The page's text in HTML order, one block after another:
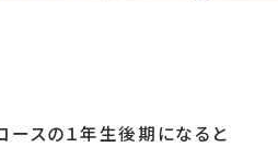
ースの１年生後期になると